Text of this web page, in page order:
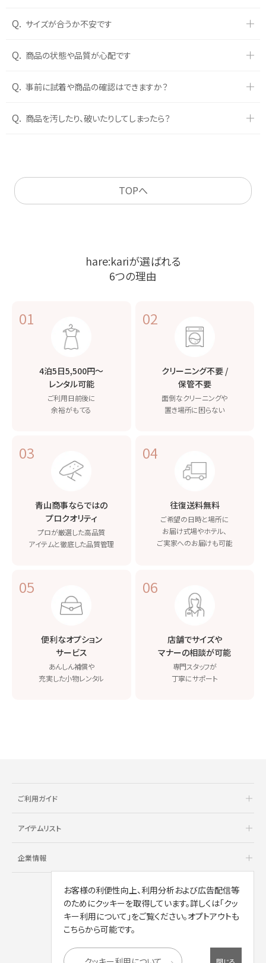
Q. サイズが合うか不安です
Q. 商品の状態や品質が心配です
Q. 事前に試着や商品の確認はできますか？
Q. 商品を汚したり、破いたりしてしまったら？
TOPへ
hare:kariが選ばれる
6つの理由
01
4泊5日5,500円〜
レンタル可能
ご利用日前後に
余裕がもてる
02
クリーニング不要 /
保管不要
面倒なクリーニングや
置き場所に困らない
03
青山商事ならではの
プロクオリティ
プロが厳選した高品質
アイテムと徹底した品質管理
04
往復送料無料
ご希望の日時と場所に
お届け式場やホテル、
ご実家へのお届けも可能
05
便利なオプション
サービス
あんしん補償や
充実した小物レンタル
06
店舗でサイズや
マナーの相談が可能
専門スタッフが
丁寧にサポート
ご利用ガイド
アイテムリスト
企業情報
お客様の利便性向上、利用分析および広告配信等
のためにクッキーを取得しています。詳しくは「クッ
キー利用について」をご覧ください。オプトアウトも
こちらから可能です。